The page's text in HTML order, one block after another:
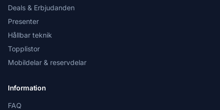
Deals & Erbjudanden
Presenter
Hållbar teknik
Topplistor
Mobildelar & reservdelar
Information
FAQ